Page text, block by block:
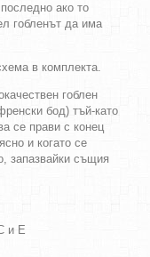
ако то
гобленът да има
в комплекта.
гоблен
бод) тъй-като
се прави с конец
и когато се
запазвайки същия
и E